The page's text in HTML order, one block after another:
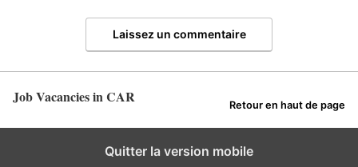
Laissez un commentaire
Job Vacancies in CAR Retour en haut de page
Quitter la version mobile